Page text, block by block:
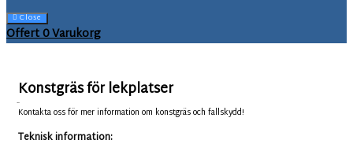
Close
Offert0Varukorg
Konstgräs för lekplatser
Kontakta oss för mer information om konstgräs och fallskydd!
Teknisk information: